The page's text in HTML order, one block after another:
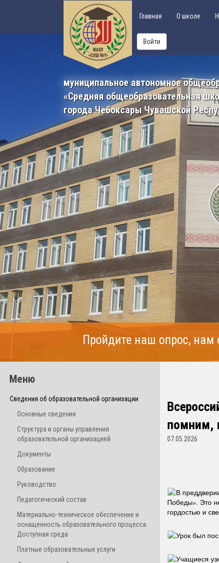
Главная О школе
Войти
муниципальное автономное
«Средняя общеобразовательная
города Чебоксары Чувашской
Пройдите наш опрос,
Меню
Сведения об образовательной организации
Основные сведения
Структура и органы управления
образовательной организацией
Документы
Образование
Руководство
Педагогический состав
Материально-техническое обеспечение и
оснащенность образовательного процесса.
Доступная среда
Платные образовательные услуги
помним,
07.05.2026
В
Победы». Это
гордостью и
Урок был
Учащиеся